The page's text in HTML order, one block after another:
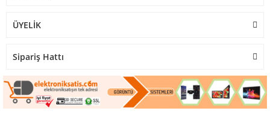
ÜYELİK
Sipariş Hattı